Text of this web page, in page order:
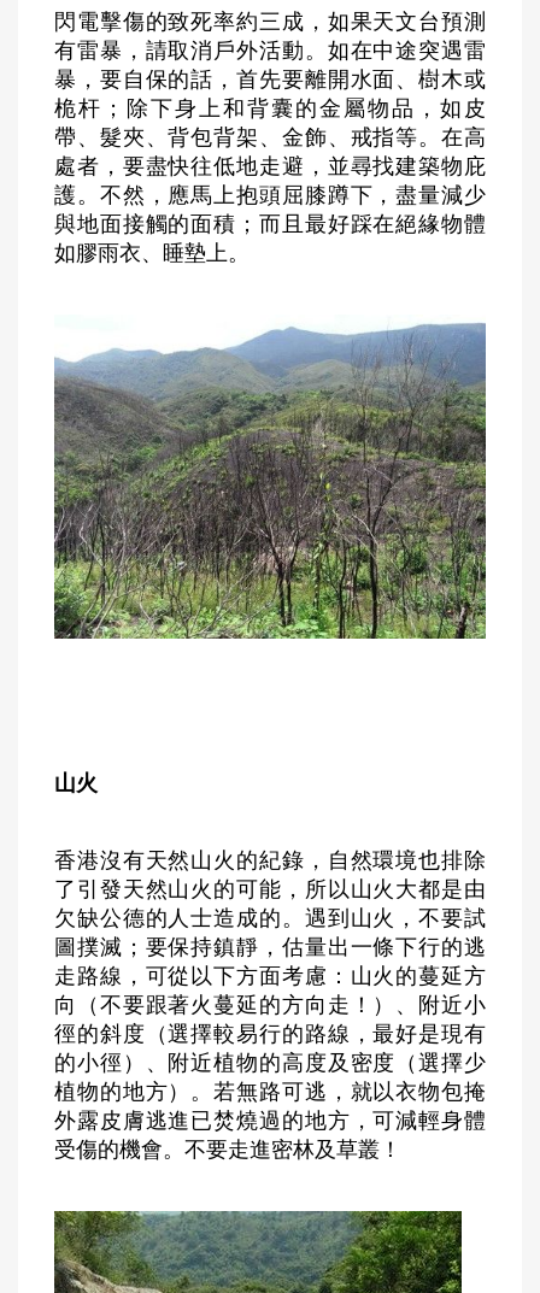
閃電擊傷的致死率約三成，如果天文台預測
有雷暴，請取消戶外活動。如在中途突遇雷
暴，要自保的話，首先要離開水面、樹木或
桅杆；除下身上和背囊的金屬物品，如皮
帶、髮夾、背包背架、金飾、戒指等。在高
處者，要盡快往低地走避，並尋找建築物庇
護。不然，應馬上抱頭屈膝蹲下，盡量減少
與地面接觸的面積；而且最好踩在絕緣物體
如膠雨衣、睡墊上。
山火
香港沒有天然山火的紀錄，自然環境也排除
了引發天然山火的可能，所以山火大都是由
欠缺公德的人士造成的。遇到山火，不要試
圖撲滅；要保持鎮靜，估量出一條下行的逃
走路線，可從以下方面考慮：山火的蔓延方
向（不要跟著火蔓延的方向走！）、附近小
徑的斜度（選擇較易行的路線，最好是現有
的小徑）、附近植物的高度及密度（選擇少
植物的地方）。若無路可逃，就以衣物包掩
外露皮膚逃進已焚燒過的地方，可減輕身體
受傷的機會。不要走進密林及草叢！